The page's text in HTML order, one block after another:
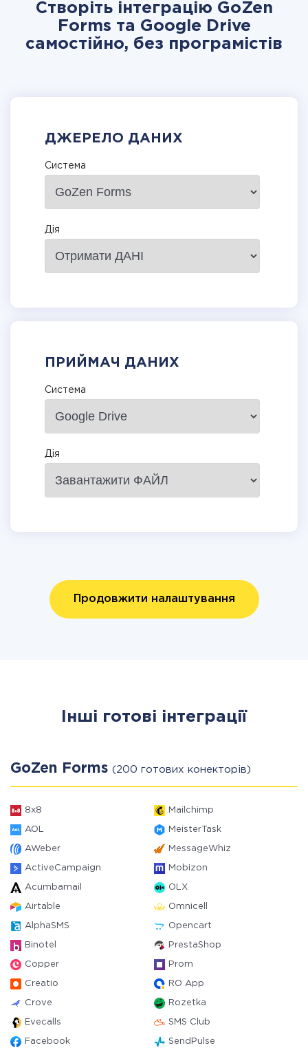
Створіть інтеграцію GoZen
Forms та Google Drive
самостійно, без програмістів
ДЖЕРЕЛО ДАНИХ
Система
Дія
ПРИЙМАЧ ДАНИХ
Система
Дія
Продовжити налаштування
Інші готові інтеграції
GoZen Forms (200 готових конекторів)
8x8 Mailchimp
AOL MeisterTask
AWeber MessageWhiz
ActiveCampaign Mobizon
Acumbamail OLX
Airtable Omnicell
AlphaSMS Opencart
Binotel PrestaShop
Copper Prom
Creatio RO App
Crove Rozetka
Evecalls SMS Club
Facebook SendPulse